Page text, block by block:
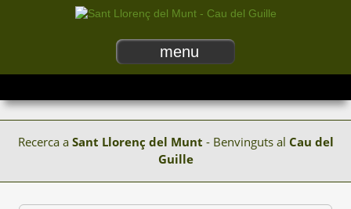
menu
Recerca a Sant Llorenç del Munt - Benvinguts al Cau del
Guille